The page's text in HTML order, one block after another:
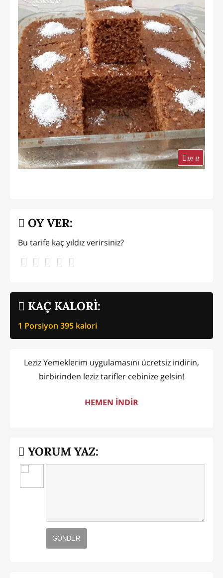
in it
KAÇ KALORİ:
1 Porsiyon 395 kalori
OY VER:
Bu tarife kaç yıldız verirsiniz?
Leziz Yemeklerim uygulamasını ücretsiz indirin,
birbirinden leziz tarifler cebinize gelsin!
HEMEN İNDİR
YORUM YAZ:
GÖNDER